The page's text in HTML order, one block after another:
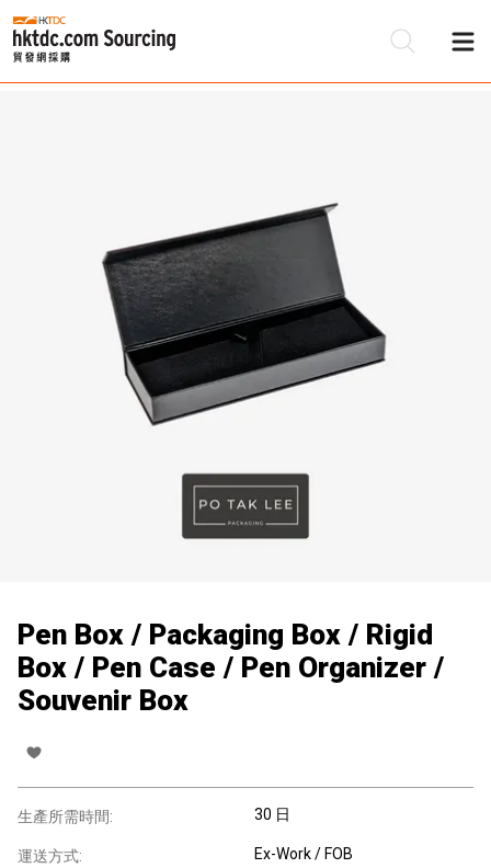
Pen Box / Packaging Box / Rigid
Box / Pen Case / Pen Organizer /
Souvenir Box
生產所需時間: 30 日
運送方式: Ex-Work / FOB